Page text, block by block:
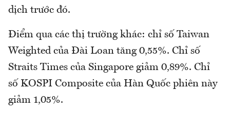
dịch trước đó.
Điểm qua các thị trường khác: chỉ số Taiwan
Weighted của Đài Loan tăng 0,55%. Chỉ số
Straits Times của Singapore giảm 0,89%. Chỉ
số KOSPI Composite của Hàn Quốc phiên này
giảm 1,05%.